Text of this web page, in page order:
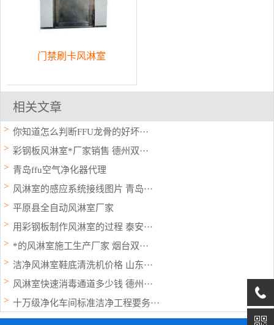
门禁刷卡风淋室
相关文章
你知道怎么判断FFU龙骨的好坏···
彩钢板风淋室*厂家销售 德州双···
青岛ffu空气净化器代理
风淋室的感应系统接线图片 青岛···
平原县全自动风淋室厂家
用彩钢板制作风淋室的过程 泰安···
*的风淋室施工生产厂家 烟台双···
洁净风淋室鞋底清洗机价格 山东···
风淋室快速消毒通道多少钱 德州···
十万级净化车间标准洁净工程要务···